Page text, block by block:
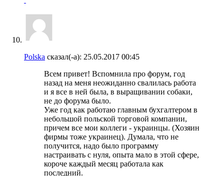
Polska сказал(-а): 25.05.2017 00:45
Всем привет! Вспомнила про форум, год
назад на меня неожиданно свалилась работа
и я все в ней была, в выращивании собаки,
не до форума было.
Уже год как работаю главным бухгалтером в
небольшой польской торговой компании,
причем все мои коллеги - украинцы. (Хозяин
фирмы тоже украинец). Думала, что не
получится, надо было программу
настраивать с нуля, опыта мало в этой сфере,
короче каждый месяц работала как
последний.